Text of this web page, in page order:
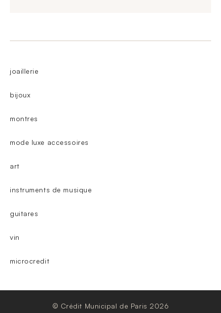
joaillerie
bijoux
montres
mode luxe accessoires
art
instruments de musique
guitares
vin
microcredit
© Crédit Municipal de Paris 2026